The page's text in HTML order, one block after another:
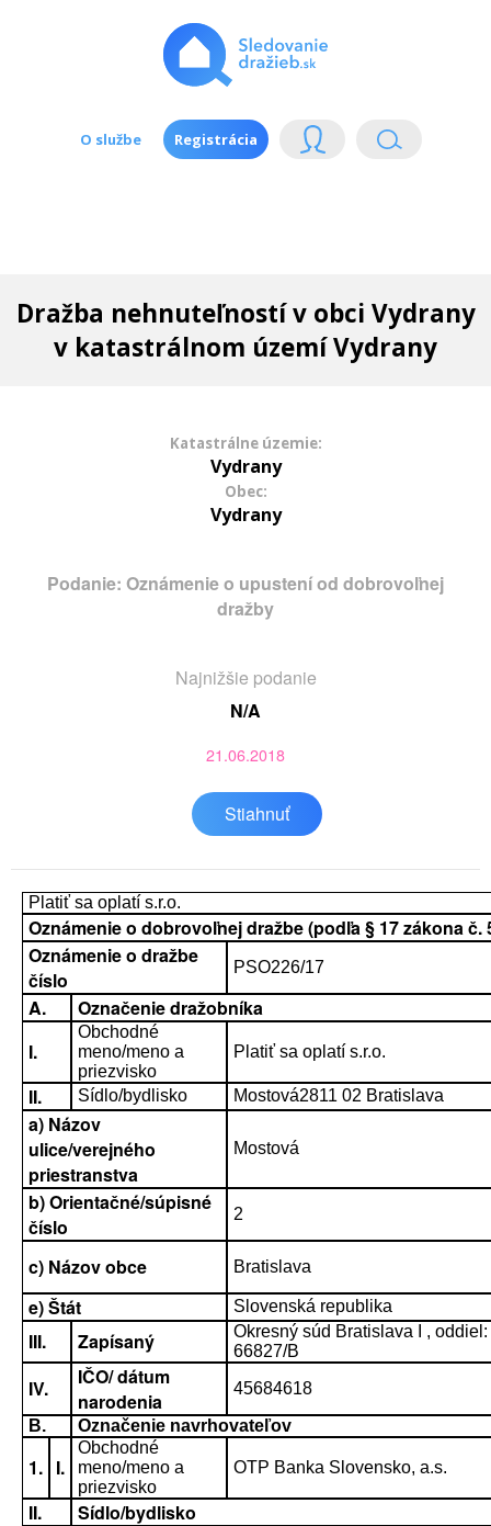
O službe Registrácia
Dražba nehnuteľností v obci Vydrany
v katastrálnom území Vydrany
Katastrálne územie:
Vydrany
Obec:
Vydrany
Podanie: Oznámenie o upustení od dobrovoľnej
dražby
Najnižšie podanie
N/A
21.06.2018
Stiahnuť
Platiť sa oplatí s.r.o.
Oznámenie o dobrovoľnej dražbe (podľa § 17 zákona č.
Oznámenie o dražbe
číslo
PSO226/17
A.
Označenie dražobníka
I.
Obchodné
meno/meno a
priezvisko
Platiť sa oplatí s.r.o.
II. Sídlo/bydlisko Mostová2811 02 Bratislava
a) Názov
ulice/verejného
priestranstva
Mostová
b) Orientačné/súpisné
číslo
2
c) Názov obce Bratislava
e) Štát Slovenská republika
III. Zapísaný
Okresný súd Bratislava I ,
66827/B
IV.
IČO/ dátum
narodenia
45684618
B.
Označenie navrhovateľov
1. I.
Obchodné
meno/meno a
priezvisko
OTP Banka Slovensko, a.s.
II.
Sídlo/bydlisko